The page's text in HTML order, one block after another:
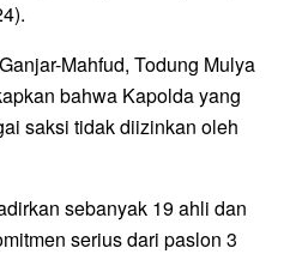
Mahfud, Todung Mulya
bahwa Kapolda yang
saksi tidak diizinkan oleh
sebanyak 19 ahli dan
serius dari paslon 3